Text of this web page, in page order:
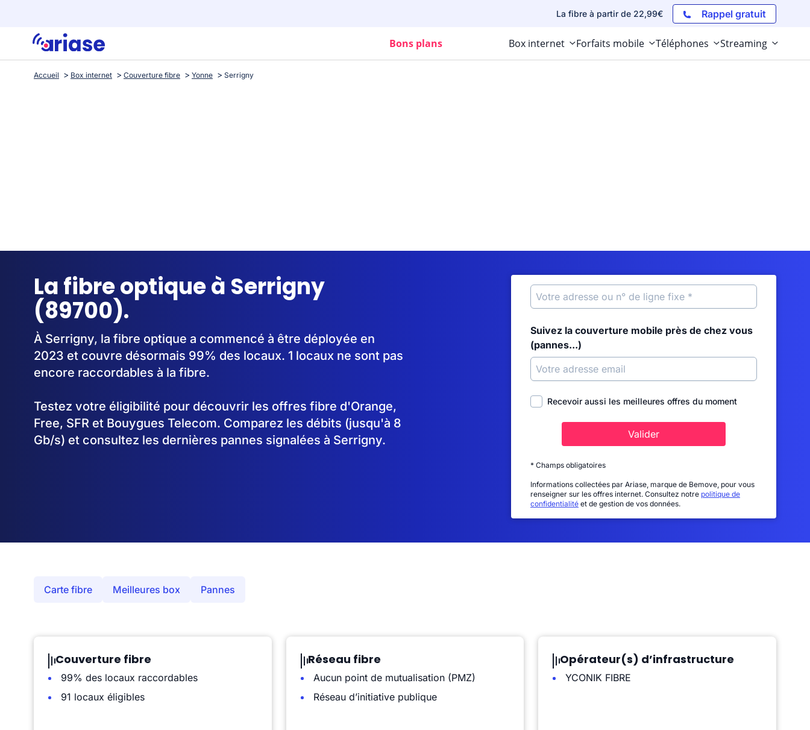
La fibre à partir de 22,99€ Rappel gratuit
Bons plans Box internet Forfaits mobile Téléphones Streaming
Accueil Box internet Couverture fibre Yonne Serrigny
La fibre optique à Serrigny
(89700).
À Serrigny, la fibre optique a commencé à être déployée en
2023 et couvre désormais 99% des locaux. 1 locaux ne sont pas
encore raccordables à la fibre.
Testez votre éligibilité pour découvrir les offres fibre d'Orange,
Free, SFR et Bouygues Telecom. Comparez les débits (jusqu'à 8
Gb/s) et consultez les dernières pannes signalées à Serrigny.
Suivez la couverture mobile près de chez vous
(pannes...)
Recevoir aussi les meilleures offres du moment
Valider
* Champs obligatoires
Informations collectées par Ariase, marque de Bemove, pour vous
renseigner sur les offres internet. Consultez notre politique de
confidentialité et de gestion de vos données.
Carte fibre Meilleures box Pannes
Couverture fibre
99% des locaux raccordables
91 locaux éligibles
Réseau fibre
Aucun point de mutualisation (PMZ)
Réseau d’initiative publique
Opérateur(s) d’infrastructure
YCONIK FIBRE